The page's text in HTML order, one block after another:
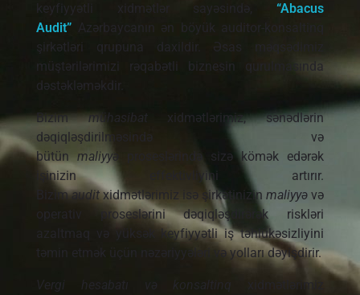
keyfiyyətli xidmətlər sayəsində, “Abacus
Audit” Azərbaycanın ən böyük auditor-konsaltinq
şirkətləri qrupuna daxildir. Əsas məqsədimiz
müştərilərimizi rəqabətli biznesin qurulmasında
dəstəkləməkdir.
Bizimmühasibatxidmətlərimiz, sənədlərin
dəqiqləşdirilməsində və
bütün maliyyə
proseslərində sizə kömək edərək
işinizin effektivliyini artırır.
Bizimauditxidmətlərimiz isə şirkətinizin maliyyə və
operativ proseslərini dəqiqləşdirərək riskləri
azaltmaq və yüksək keyfiyyətli iş təhlükəsizliyini
təmin etmək üçün nəzəriyyələri və yolları dəyişdirir.
Vergi hesabatı və konsaltinq